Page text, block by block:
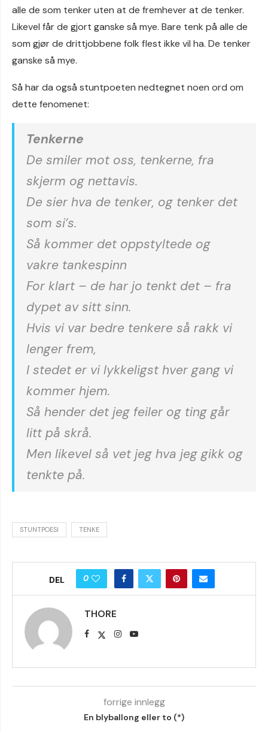
alle de som tenker uten at de fremhever at de tenker.
Likevel får de gjort ganske så mye. Bare tenk på alle de
som gjør de drittjobbene folk flest ikke vil ha. De tenker
ganske så mye.
Så har da også stuntpoeten nedtegnet noen ord om
dette fenomenet:
Tenkerne
De smiler mot oss, tenkerne, fra
skjerm og nettavis.
De sier hva de tenker, og tenker det
som si’s.
Så kommer det oppstyltede og
vakre tankespinn
For klart – de har jo tenkt det – fra
dypet av sitt sinn.
Hvis vi var bedre tenkere så rakk vi
lenger frem,
I stedet er vi lykkeligst hver gang vi
kommer hjem.
Så hender det jeg feiler og ting går
litt på skrå.
Men likevel så vet jeg hva jeg gikk og
tenkte på.
STUNTPOESI TENKE
DEL 0
THORE
forrige innlegg
En blyballong eller to (*)